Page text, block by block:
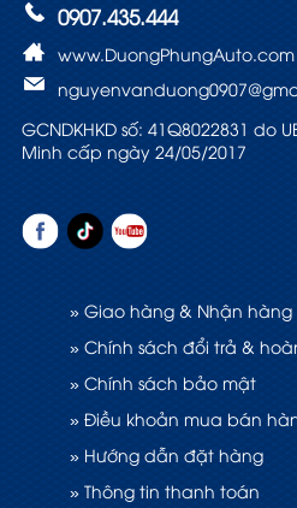
0907.435.444
www.DuongPhungAuto.com
GCNDKHKD số: 41Q8022831 do
Minh cấp ngày 24/05/2017
» Giao hàng & Nhận hàng
» Chính sách đổi trả &
» Chính sách bảo mật
» Điều khoản mua bán
» Hướng dẫn đặt hàng
» Thông tin thanh toán